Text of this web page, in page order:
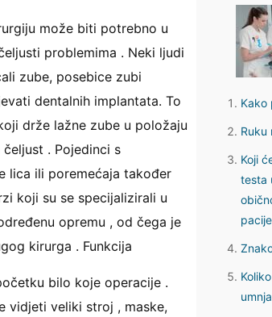
može biti potrebno u
problemima . Neki ljudi
zube, posebice zubi
dentalnih implantata. To
drže lažne zube u položaju
. Pojedinci s
lica ili poremećaja također
koji su se specijalizirali u
opremu , od čega je
kirurga . Funkcija
bilo koje operacije .
vidjeti veliki stroj , maske,
Kako
Ruku
Koji
testa